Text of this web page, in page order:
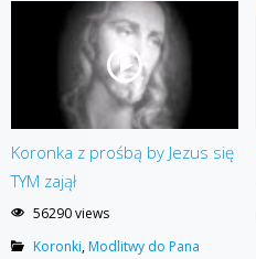
Koronka z prośbą by Jezus się
TYM zajął
56290 views
Koronki,Modlitwy do Pana